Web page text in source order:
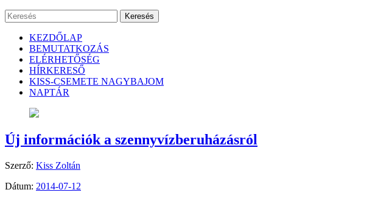
Keresés
KEZDŐLAP
BEMUTATKOZÁS
ELÉRHETŐSÉG
HÍRKERESŐ
KISS-CSEMETE NAGYBAJOM
NAPTÁR
Új információk a szennyvízberuházásról
Szerző: Kiss Zoltán
Dátum: 2014-07-12